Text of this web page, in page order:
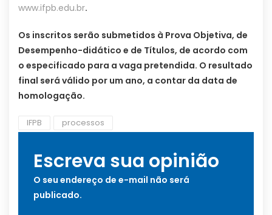
www.ifpb.edu.br.
Os inscritos serão submetidos à Prova Objetiva, de
Desempenho-didático e de Títulos, de acordo com
o especificado para a vaga pretendida. O resultado
final será válido por um ano, a contar da data de
homologação.
IFPB processos
Escreva sua opinião
O seu endereço de e-mail não será
publicado.